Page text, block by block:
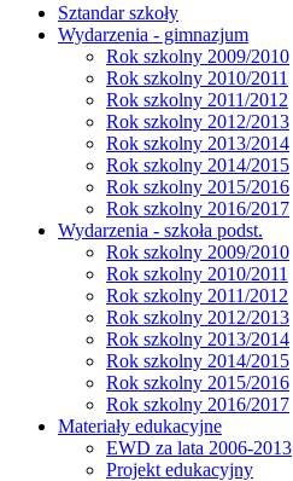
Sztandar szkoły
Wydarzenia - gimnazjum
Rok szkolny 2009/2010
Rok szkolny 2010/2011
Rok szkolny 2011/2012
Rok szkolny 2012/2013
Rok szkolny 2013/2014
Rok szkolny 2014/2015
Rok szkolny 2015/2016
Rok szkolny 2016/2017
Wydarzenia - szkoła podst.
Rok szkolny 2009/2010
Rok szkolny 2010/2011
Rok szkolny 2011/2012
Rok szkolny 2012/2013
Rok szkolny 2013/2014
Rok szkolny 2014/2015
Rok szkolny 2015/2016
Rok szkolny 2016/2017
Materiały edukacyjne
EWD za lata 2006-2013
Projekt edukacyjny